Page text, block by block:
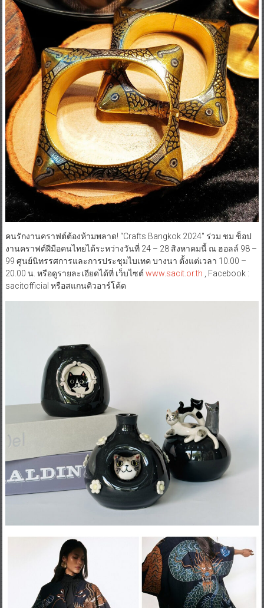
คนรักงานคราฟต์ต้องห้ามพลาด! “Crafts Bangkok 2024″ ร่วม ชม ช็อป
งานคราฟต์ฝีมือคนไทยได้ระหว่างวันที่ 24 – 28 สิงหาคมนี้ ณ ฮอลล์ 98 –
99 ศูนย์นิทรรศการและการประชุมไบเทค บางนา ตั้งแต่เวลา 10.00 –
20.00 น. หรือดูรายละเอียดได้ที่ เว็บไซต์ www.sacit.or.th , Facebook :
sacitofficial หรือสแกนคิวอาร์โค้ด